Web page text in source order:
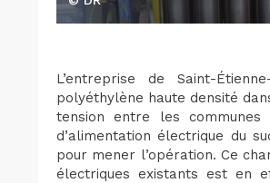
L’entreprise de Saint-
polyéthylène haute densité
tension entre les
d’alimentation électrique du
pour mener l’opération. Ce
électriques existants est en